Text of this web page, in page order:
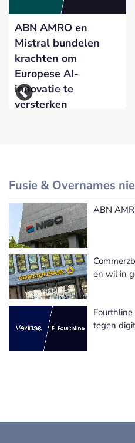
ABN AMRO en
Mistral bundelen
krachten om
Europese AI-
innovatie te
versterken
Fusie & Overnames
ABN
en wil in
tegen